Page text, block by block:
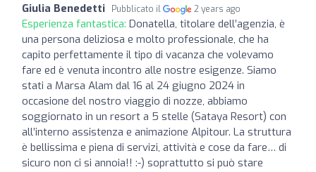
Giulia Benedetti Pubblicato il 2 years ago
Esperienza fantastica: Donatella, titolare dell’agenzia, è
una persona deliziosa e molto professionale, che ha
capito perfettamente il tipo di vacanza che volevamo
fare ed è venuta incontro alle nostre esigenze. Siamo
stati a Marsa Alam dal 16 al 24 giugno 2024 in
occasione del nostro viaggio di nozze, abbiamo
soggiornato in un resort a 5 stelle (Sataya Resort) con
all’interno assistenza e animazione Alpitour. La struttura
è bellissima e piena di servizi, attività e cose da fare… di
sicuro non ci si annoia!! :-) soprattutto si può stare